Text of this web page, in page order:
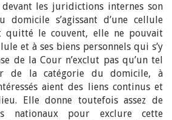
les juridictions internes son
s’agissant d’une cellule
quitté le couvent, elle ne pouvait
et à ses biens personnels qui s’y
de la Cour n’exclut pas qu’un tel
de la catégorie du domicile, à
aient des liens continus et
Elle donne toutefois assez de
nationaux pour exclure cette